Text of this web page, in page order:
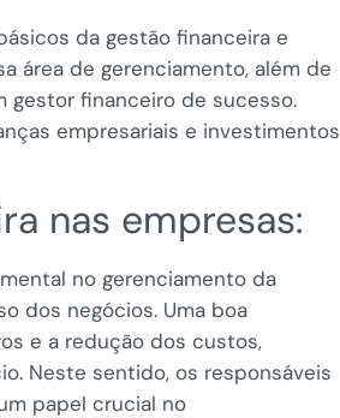
da gestão financeira e
área de gerenciamento, além de
gestor financeiro de sucesso.
empresariais e investimentos
nas empresas:
no gerenciamento da
dos negócios. Uma boa
e a redução dos custos,
Neste sentido, os responsáveis
papel crucial no